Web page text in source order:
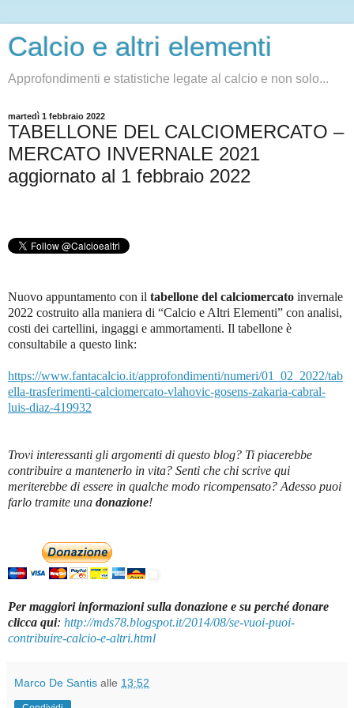
Calcio e altri elementi
Approfondimenti e statistiche legate al calcio e non solo...
martedì 1 febbraio 2022
TABELLONE DEL CALCIOMERCATO –
MERCATO INVERNALE 2021
aggiornato al 1 febbraio 2022
Nuovo appuntamento con il tabellone del calciomercato invernale
2022 costruito alla maniera di “Calcio e Altri Elementi” con analisi,
costi dei cartellini, ingaggi e ammortamenti. Il tabellone è
consultabile a questo link:
https://www.fantacalcio.it/approfondimenti/numeri/01_02_2022/tab
ella-trasferimenti-calciomercato-vlahovic-gosens-zakaria-cabral-
luis-diaz-419932
Trovi interessanti gli argomenti di questo blog? Ti piacerebbe
contribuire a mantenerlo in vita? Senti che chi scrive qui
meriterebbe di essere in qualche modo ricompensato? Adesso puoi
farlo tramite una donazione!
Per maggiori informazioni sulla donazione e su perché donare
clicca qui: http://mds78.blogspot.it/2014/08/se-vuoi-puoi-
contribuire-calcio-e-altri.html
Marco De Santis alle 13:52